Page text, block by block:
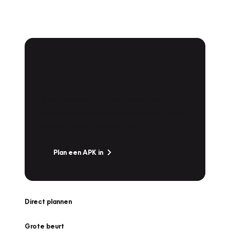
Plan een APK in
Direct plannen
Grote beurt